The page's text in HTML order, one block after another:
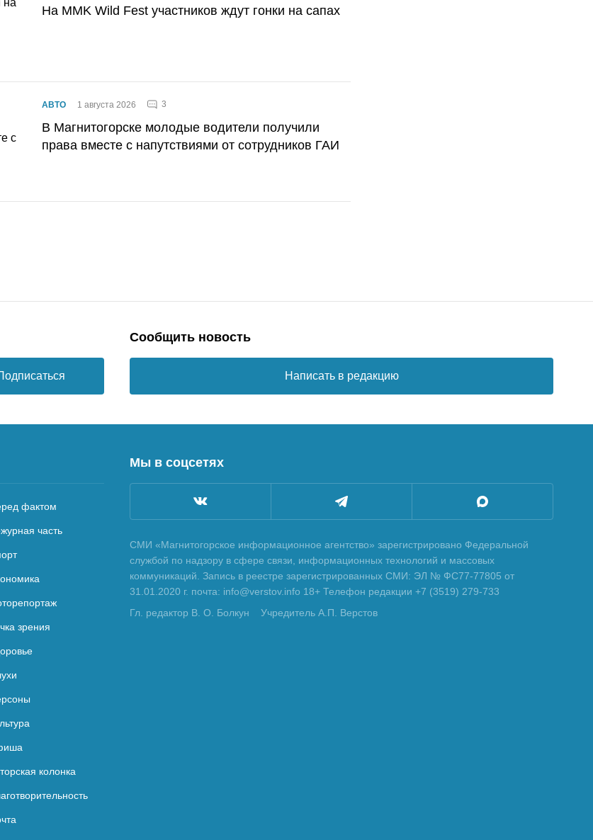
На MMK Wild Fest участников ждут гонки на сапах
АВТО 1 августа 2026 3
В Магнитогорске молодые водители получили
права вместе с напутствиями от сотрудников ГАИ
Сообщить новость
Написать в редакцию
фактом
часть
зрения
колонка
Мы в соцсетях
СМИ «Магнитогорское информационное агентство» зарегистрировано Федеральной
службой по надзору в сфере связи, информационных технологий и массовых
коммуникаций. Запись в реестре зарегистрированных СМИ: ЭЛ № ФС77-77805 от
31.01.2020 г. почта: info@verstov.info 18+ Телефон редакции +7 (3519) 279-733
Гл. редактор В. О. Болкун
Учредитель А.П. Верстов